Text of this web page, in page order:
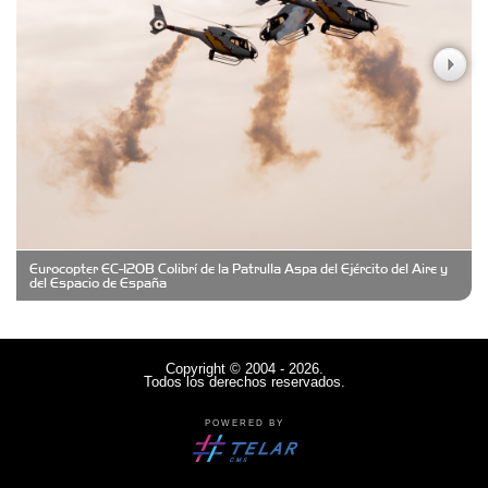
Casa Berta
Clima Castelar
CONSERVAS YAMASIRO
Cubanico´s - Cubanitos Rellenos!
Denisi Market
Eurocopter EC-120B Colibrí de la Patrulla Aspa del Ejército del Aire y
del Espacio de España
Copyright © 2004 - 2026.
Todos los derechos reservados.
POWERED BY